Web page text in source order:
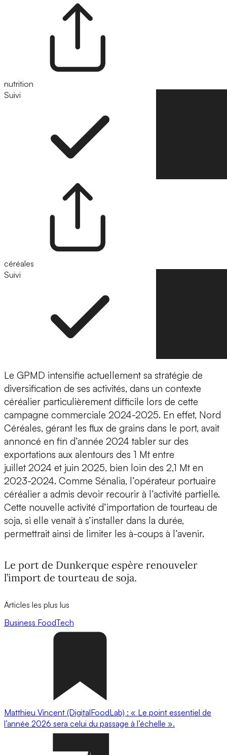
nutrition
Suivi
céréales
Suivi
Le GPMD intensifie actuellement sa stratégie de
diversification de ses activités, dans un contexte
céréalier particulièrement difficile lors de cette
campagne commerciale 2024-2025. En effet, Nord
Céréales, gérant les flux de grains dans le port, avait
annoncé en fin d’année 2024 tabler sur des
exportations aux alentours des 1 Mt entre
juillet 2024 et juin 2025, bien loin des 2,1 Mt en
2023-2024. Comme Sénalia, l’opérateur portuaire
céréalier a admis devoir recourir à l’activité partielle.
Cette nouvelle activité d’importation de tourteau de
soja, si elle venait à s’installer dans la durée,
permettrait ainsi de limiter les à-coups à l’avenir.
Le port de Dunkerque espère renouveler
l’import de tourteau de soja.
Articles les plus lus
Business FoodTech
Matthieu Vincent (DigitalFoodLab) : « Le point essentiel de
l’année 2026 sera celui du passage à l’échelle ».